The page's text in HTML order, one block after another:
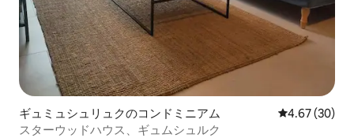
ギュミュシュリュクのコンドミニアム レビュー30
4.67 (30)
スターウッドハウス、ギュムシュルク